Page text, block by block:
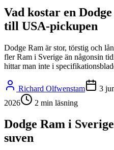
Vad kostar en
till USA-pickupen
Dodge Ram är stor, törstig och
fler Ram i Sverige än någonsin
hittar man inte i
Richard Olfwenstam 3
2026
2 min läsning
Dodge Ram i
suven